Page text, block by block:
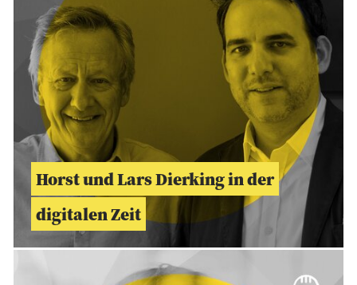
Horst und Lars Dierking in der
digitalen Zeit